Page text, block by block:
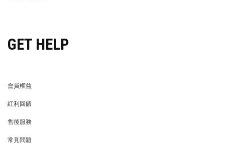
GET HELP
會員權益
紅利回饋
售後服務
常見問題